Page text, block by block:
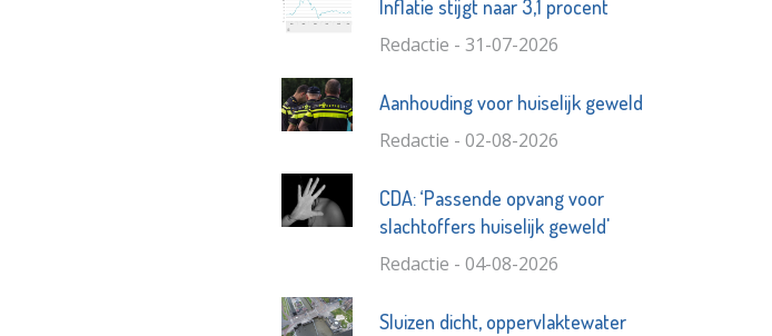
Inflatie stijgt naar 3,1 procent
Redactie - 31-07-2026
Aanhouding voor huiselijk geweld
Redactie - 02-08-2026
CDA: ‘Passende opvang voor
slachtoffers huiselijk geweld'
Redactie - 04-08-2026
Sluizen dicht, oppervlaktewater